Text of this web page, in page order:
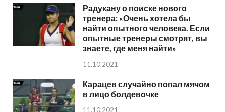
Радукану о поиске нового
тренера: «Очень хотела бы
найти опытного человека. Если
опытные тренеры смотрят, вы
знаете, где меня найти»
11.10.2021
Карацев случайно попал мячом
в лицо болдевочке
11.10.2021